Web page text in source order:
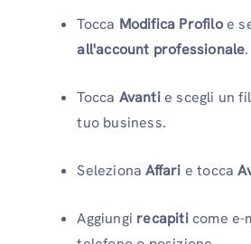
Tocca Modifica Profiloe
all'account professionale.
Tocca Avantie scegli un
tuo business.
SelezionaAffari e tocca
Aggiungi recapiticome e-